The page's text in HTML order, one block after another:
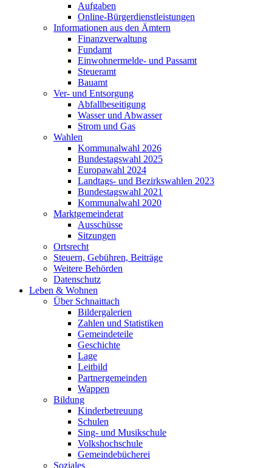
Aufgaben
Online-Bürgerdienstleistungen
Informationen aus den Ämtern
Finanzverwaltung
Fundamt
Einwohnermelde- und Passamt
Steueramt
Bauamt
Ver- und Entsorgung
Abfallbeseitigung
Wasser und Abwasser
Strom und Gas
Wahlen
Kommunalwahl 2026
Bundestagswahl 2025
Europawahl 2024
Landtags- und Bezirkswahlen 2023
Bundestagswahl 2021
Kommunalwahl 2020
Marktgemeinderat
Ausschüsse
Sitzungen
Ortsrecht
Steuern, Gebühren, Beiträge
Weitere Behörden
Datenschutz
Leben & Wohnen
Über Schnaittach
Bildergalerien
Zahlen und Statistiken
Gemeindeteile
Geschichte
Lage
Leitbild
Partnergemeinden
Wappen
Bildung
Kinderbetreuung
Schulen
Sing- und Musikschule
Volkshochschule
Gemeindebücherei
Soziales